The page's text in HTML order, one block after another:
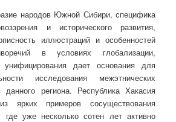
народов Южной Сибири, специфика
и исторического развития,
иллюстраций и особенностей
в условиях глобализации,
дает основания для
исследования межэтнических
данного региона. Республика Хакасия
ярких примеров сосуществования
где уже несколько сотен лет активно